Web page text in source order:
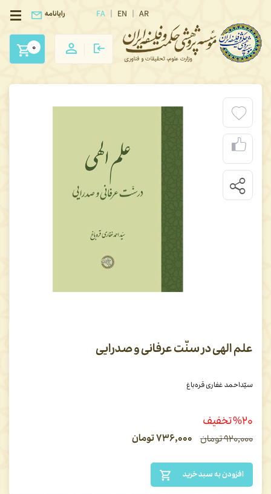
FA EN AR رایانامه
0
علم الهی در سنّت عرفانی و صدرایی
سیّداحمد غفاری قره‌باغ
۹۲۰,۰۰۰تومان ۷۳۶,۰۰۰تومان
%۲۰ تخفیف
افزودن به سبد خرید